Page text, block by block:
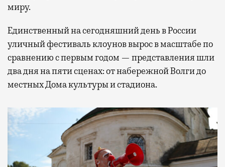
миру.
Единственный на сегодняшний день в России
уличный фестиваль клоунов вырос в масштабе по
сравнению с первым годом — представления шли
два дня на пяти сценах: от набережной Волги до
местных Дома культуры и стадиона.